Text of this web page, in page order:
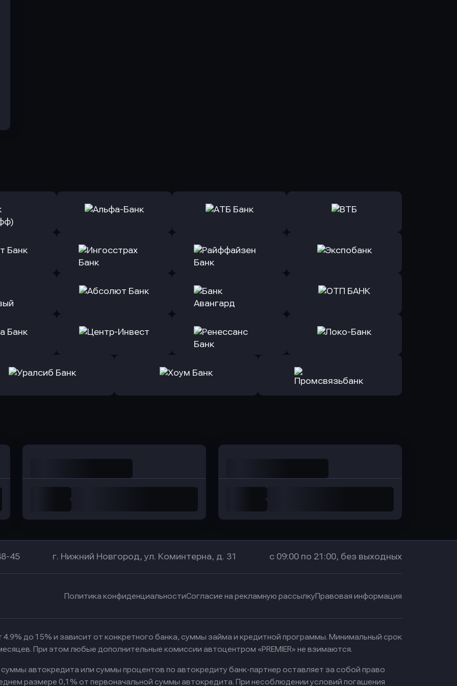
заявку
Оправить заявку
в Альфа-Банк
Оправить заявку
в АТБ Банк
Оправить заявку
заявку
Банк
Оправить заявку
Оправить заявку
в Райффайзен Банк
Оправить заявку
заявку
Оправить заявку
Оправить заявку
в Банк Авангард
Оправить заявку
заявку
Оправить заявку
в Локо-Банк
45 г. Нижний Новгород, ул. Коминтерна, д. 31 с 09:00 по 21:00, без выходных
Политика конфиденциальностиСогласие на рекламную рассылкуПравовая информация
4.9% до 15% и зависит от конкретного банка, суммы займа и кредитной программы. Минимальный срок
При этом любые дополнительные комиссии автоцентром «PREMIER» не взимаются.
автокредита или суммы процентов по автокредиту банк-партнер оставляет за собой право
размере 0,1% от первоначальной суммы автокредита. При несоблюдении условий погашения